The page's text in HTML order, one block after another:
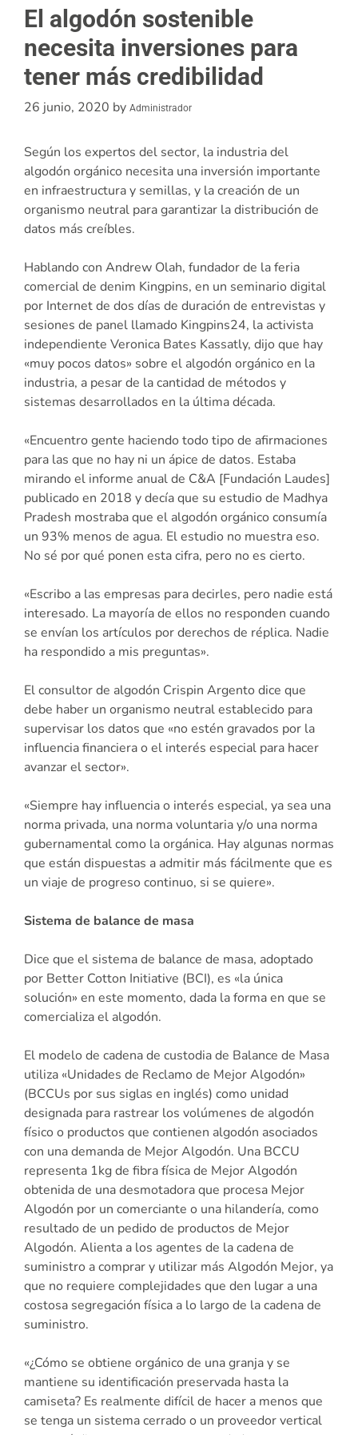
El algodón sostenible
necesita inversiones para
tener más credibilidad
26 junio, 2020 by Administrador
Según los expertos del sector, la industria del
algodón orgánico necesita una inversión importante
en infraestructura y semillas, y la creación de un
organismo neutral para garantizar la distribución de
datos más creíbles.
Hablando con Andrew Olah, fundador de la feria
comercial de denim Kingpins, en un seminario digital
por Internet de dos días de duración de entrevistas y
sesiones de panel llamado Kingpins24, la activista
independiente Veronica Bates Kassatly, dijo que hay
«muy pocos datos» sobre el algodón orgánico en la
industria, a pesar de la cantidad de métodos y
sistemas desarrollados en la última década.
«Encuentro gente haciendo todo tipo de afirmaciones
para las que no hay ni un ápice de datos. Estaba
mirando el informe anual de C&A [Fundación Laudes]
publicado en 2018 y decía que su estudio de Madhya
Pradesh mostraba que el algodón orgánico consumía
un 93% menos de agua. El estudio no muestra eso.
No sé por qué ponen esta cifra, pero no es cierto.
«Escribo a las empresas para decirles, pero nadie está
interesado. La mayoría de ellos no responden cuando
se envían los artículos por derechos de réplica. Nadie
ha respondido a mis preguntas».
El consultor de algodón Crispin Argento dice que
debe haber un organismo neutral establecido para
supervisar los datos que «no estén gravados por la
influencia financiera o el interés especial para hacer
avanzar el sector».
«Siempre hay influencia o interés especial, ya sea una
norma privada, una norma voluntaria y/o una norma
gubernamental como la orgánica. Hay algunas normas
que están dispuestas a admitir más fácilmente que es
un viaje de progreso continuo, si se quiere».
Sistema de balance de masa
Dice que el sistema de balance de masa, adoptado
por Better Cotton Initiative (BCI), es «la única
solución» en este momento, dada la forma en que se
comercializa el algodón.
El modelo de cadena de custodia de Balance de Masa
utiliza «Unidades de Reclamo de Mejor Algodón»
(BCCUs por sus siglas en inglés) como unidad
designada para rastrear los volúmenes de algodón
físico o productos que contienen algodón asociados
con una demanda de Mejor Algodón. Una BCCU
representa 1kg de fibra física de Mejor Algodón
obtenida de una desmotadora que procesa Mejor
Algodón por un comerciante o una hilandería, como
resultado de un pedido de productos de Mejor
Algodón. Alienta a los agentes de la cadena de
suministro a comprar y utilizar más Algodón Mejor, ya
que no requiere complejidades que den lugar a una
costosa segregación física a lo largo de la cadena de
suministro.
«¿Cómo se obtiene orgánico de una granja y se
mantiene su identificación preservada hasta la
camiseta? Es realmente difícil de hacer a menos que
se tenga un sistema cerrado o un proveedor vertical